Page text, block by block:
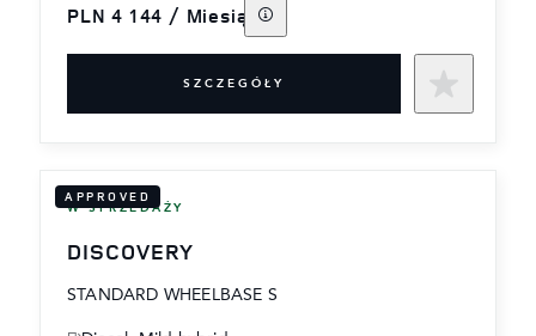
PLN 4 144 / Miesiąc
SZCZEGÓŁY
APPROVED
W SPRZEDAŻY
DISCOVERY
STANDARD WHEELBASE S